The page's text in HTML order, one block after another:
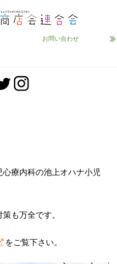
お問い合わせ
療内科の池上オハナ小児
も万全です。
をご覧下さい。